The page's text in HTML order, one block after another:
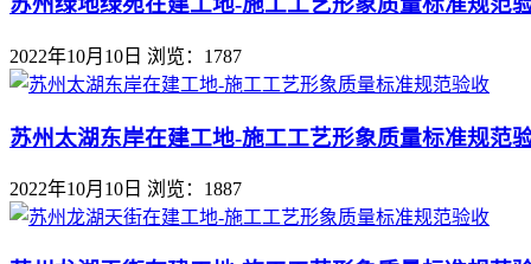
2022年10月10日 浏览：1787
苏州太湖东岸在建工地-施工工艺形象质量标准规范
2022年10月10日 浏览：1887